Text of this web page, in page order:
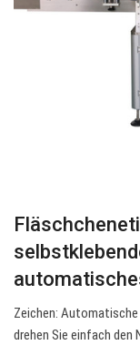
Zeichen:
drehen Sie einfach